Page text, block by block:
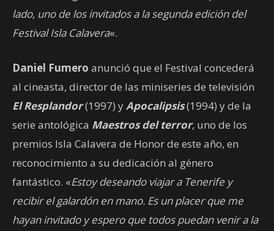
lado, uno de los invitados a la segunda edición del
Festival Isla Calavera«.
Daniel Fumero anunció que el Festival concederá
al cineasta, director de las miniseries de televisión
El Resplandor(1997) yApocalipsis(1994) y de la
serie antológica Maestros del terror, uno de los
premios Isla Calavera de Honor de este año, en
reconocimiento a su dedicación al género
fantástico. «Estoy deseando viajar a Tenerife y
recibir el galardón en mano. Es un placer que me
hayan invitado y espero que todos puedan venir a la